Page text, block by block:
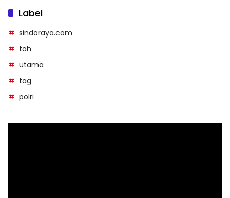
Label
sindoraya.com
tah
utama
tag
polri